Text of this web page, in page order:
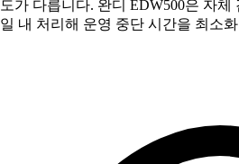
도가 다릅니다. 완디 EDW500은 자체
일 내 처리해 운영 중단 시간을 최소